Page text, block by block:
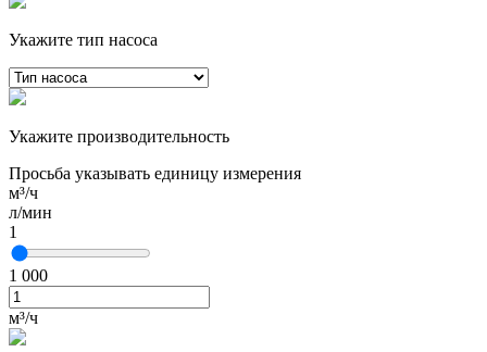
Укажите тип насоса
Укажите производительность
Просьба указывать единицу измерения
м³/ч
л/мин
1
1 000
м³/ч